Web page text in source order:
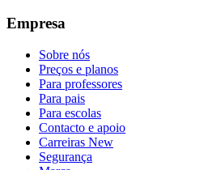
Empresa
Sobre nós
Preços e planos
Para professores
Para pais
Para escolas
Contacto e apoio
Carreiras New
Segurança